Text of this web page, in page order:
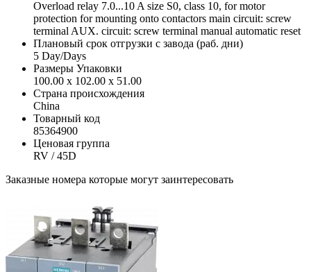
Overload relay 7.0...10 A size S0, class 10, for motor
protection for mounting onto contactors main circuit: screw
terminal AUX. circuit: screw terminal manual automatic reset
Плановый срок отгрузки с завода (раб. дни)
5 Day/Days
Размеры Упаковки
100.00 x 102.00 x 51.00
Страна происхождения
China
Товарный код
85364900
Ценовая группа
RV / 45D
Заказные номера которые могут заинтересовать